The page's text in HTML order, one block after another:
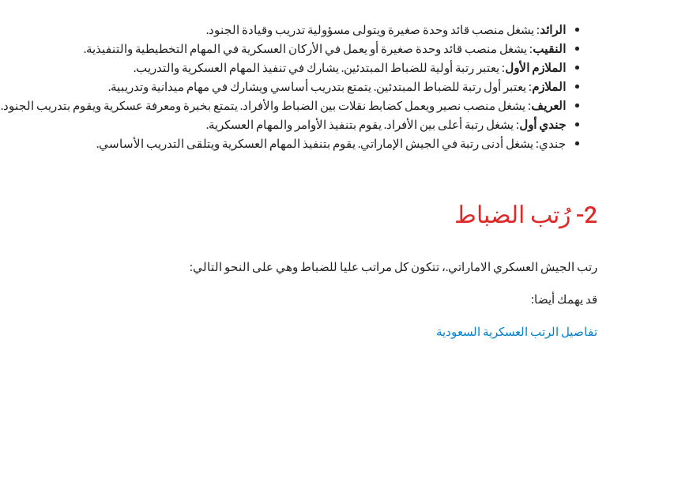
الرائد: يشغل منصب قائد وحدة صغيرة ويتولى مسؤولية تدريب وقيادة الجنود.
النقيب: يشغل منصب قائد وحدة صغيرة أو يعمل في الأركان العسكرية في المهام التخطيطية والتنفيذية.
الملازم الأول: يعتبر رتبة أولية للضباط المبتدئين. يشارك في تنفيذ المهام العسكرية والتدريب.
الملازم: يعتبر أول رتبة للضباط المبتدئين. يتمتع بتدريب أساسي ويشارك في مهام ميدانية وتدريبية.
العريف: يشغل منصب نصير ويعمل كضابط نقلات بين الضباط والأفراد. يتمتع بخبرة ومعرفة عسكرية ويقوم بتدريب الجنود.
جندي أول: يشغل رتبة أعلى بين الأفراد. يقوم بتنفيذ الأوامر والمهام العسكرية.
جندي: يشغل أدنى رتبة في الجيش الإماراتي. يقوم بتنفيذ المهام العسكرية ويتلقى التدريب الأساسي.
2- رُتب الضباط
رتب الجيش العسكري الاماراتي.، تتكون كل مراتب عليا للضباط وهي على النحو التالي:
قد يهمك أيضا:
تفاصيل الرتب العسكرية السعودية